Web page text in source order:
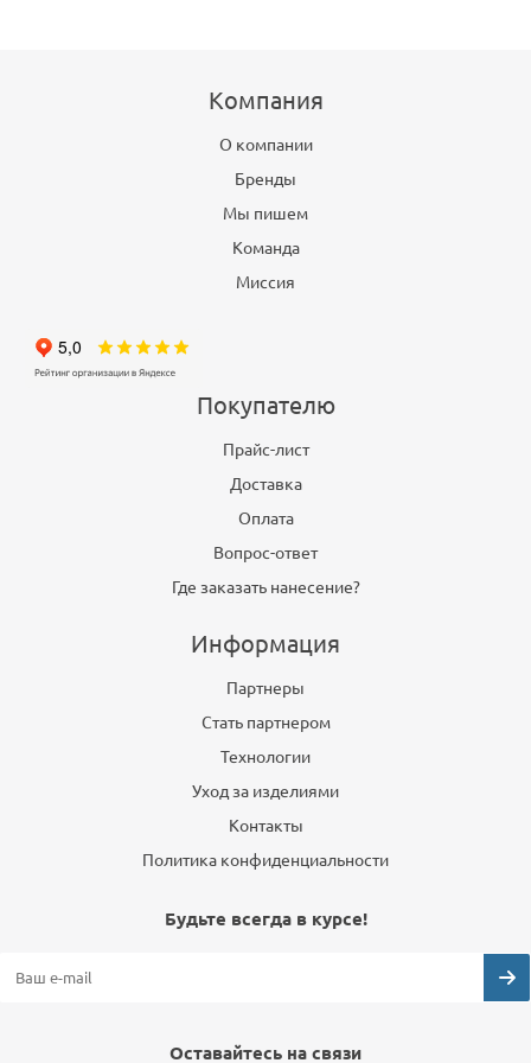
Компания
О компании
Бренды
Мы пишем
Команда
Миссия
Покупателю
Прайс-лист
Доставка
Оплата
Вопрос-ответ
Где заказать нанесение?
Информация
Партнеры
Стать партнером
Технологии
Уход за изделиями
Контакты
Политика конфиденциальности
Будьте всегда в курсе!
Оставайтесь на связи